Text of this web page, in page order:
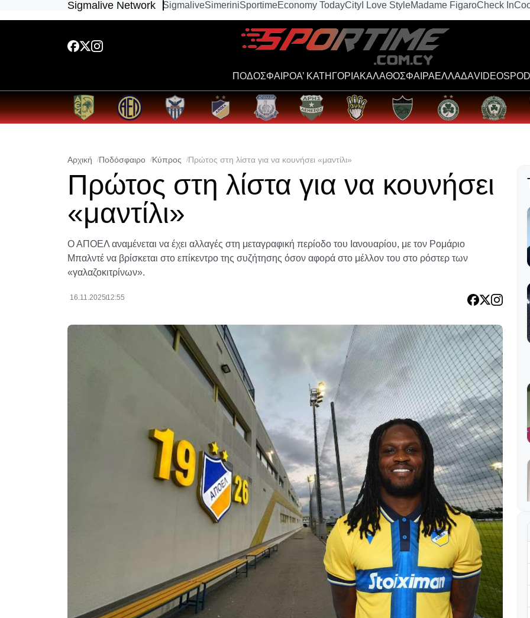
Sigmalive Network SigmaliveSimeriniSportimeEconomy TodayCity I Love StyleMadame FigaroCheck In
ΠΟΔΟΣΦΑΙΡΟΑ’ ΚΑΤΗΓΟΡΙΑΚΑΛΑΘΟΣΦΑΙΡΑΕΛΛΑΔΑVIDEOS
Αρχική Ποδόσφαιρο Κύπρος Πρώτος στη λίστα για να κουνήσει «μαντίλι»
Πρώτος στη λίστα για να κουνήσει
«μαντίλι»
Ο ΑΠΟΕΛ αναμένεται να έχει αλλαγές στη μεταγραφική περίοδο του Ιανουαρίου, με τον Ρομάριο
Μπαλντέ να βρίσκεται στο επίκεντρο της συζήτησης όσον αφορά στο μέλλον του στο ρόστερ των
«γαλαζοκιτρίνων».
16.11.2025 12:55